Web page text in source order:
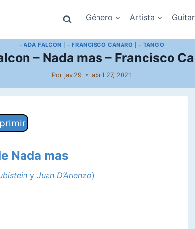
Género Artista
- ADA FALCON |- FRANCISCO CANARO |- TANGO
– Nada mas – Francisco
Por javi29 abril 27, 2021
Nada mas
y Juan D’Arienzo)